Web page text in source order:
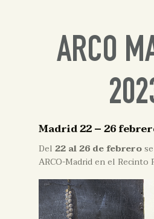
ARCO
Madrid 22 – 26
Del 22 al 26 de febrero
ARCO-Madrid en el Recinto